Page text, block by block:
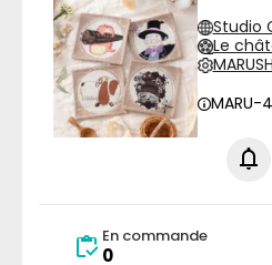
Studio
Le
MARU-
En commande
0